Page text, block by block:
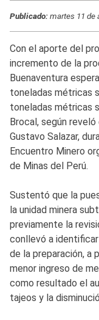
Publicado:martes 11 de
Con el aporte del
incremento de la
Buenaventura
toneladas métricas
toneladas métricas
Brocal, según
Gustavo Salazar,
Encuentro Minero
de Minas del Perú.
Sustentó que la
la unidad minera
previamente la
conllevó a
de la preparación, a
menor ingreso de
como resultado el
tajeos y la